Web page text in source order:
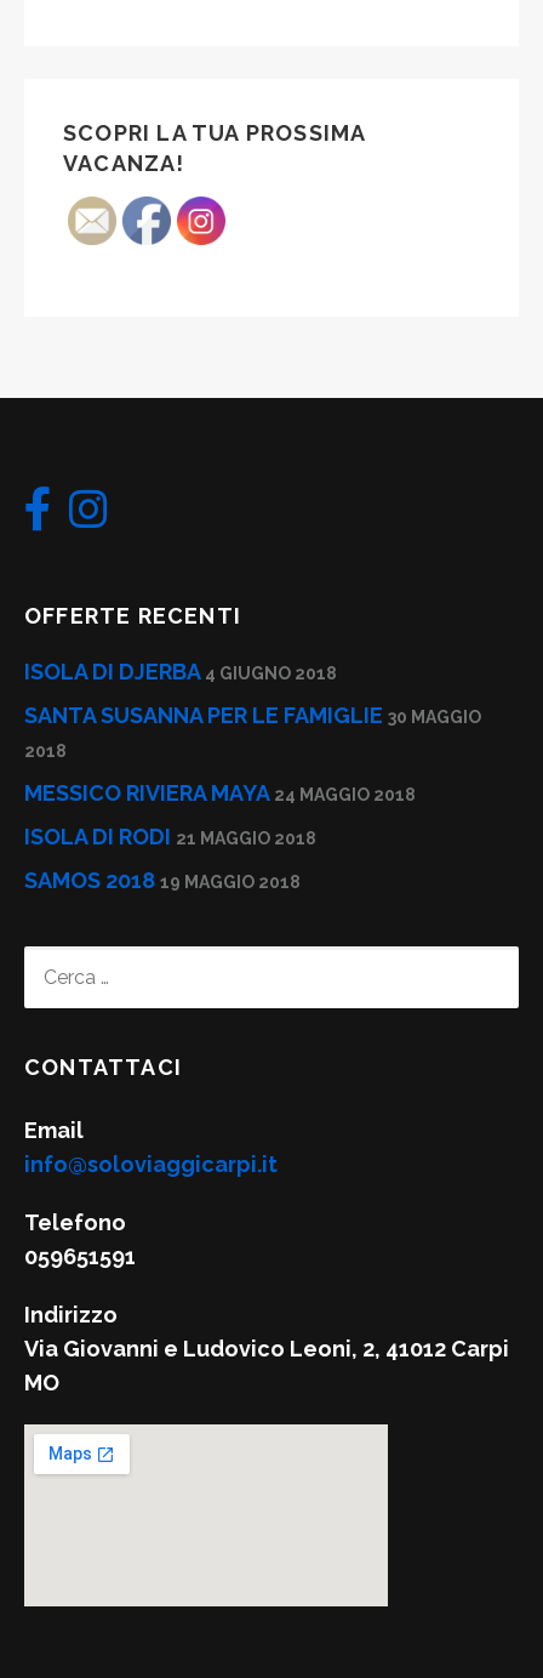
SCOPRI LA TUA PROSSIMA
VACANZA!
OFFERTE RECENTI
ISOLA DI DJERBA 4 GIUGNO 2018
SANTA SUSANNA PER LE FAMIGLIE 30 MAGGIO
2018
MESSICO RIVIERA MAYA 24 MAGGIO 2018
ISOLA DI RODI 21 MAGGIO 2018
SAMOS 2018 19 MAGGIO 2018
CONTATTACI
Email
info@soloviaggicarpi.it
Telefono
059651591
Indirizzo
Via Giovanni e Ludovico Leoni, 2, 41012 Carpi
MO